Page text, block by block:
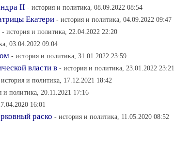
II - история и политика, 08.09.2022 08:54
Екатери - история и политика, 04.09.2022 09:47
- история и политика, 22.04.2022 22:20
03.04.2022 09:04
- история и политика, 31.01.2022 23:59
власти в - история и политика, 23.01.2022 23:21
и политика, 17.12.2021 18:42
и политика, 20.11.2021 17:16
16:01
раско - история и политика, 11.05.2020 08:52